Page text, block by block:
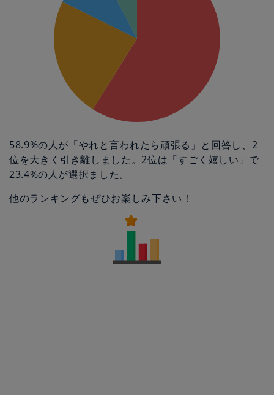
58.9%の人が「やれと言われたら頑張る」と回答し、2
位を大きく引き離しました。2位は「すごく嬉しい」で
23.4%の人が選択ました。
他のランキングもぜひお楽しみ下さい！